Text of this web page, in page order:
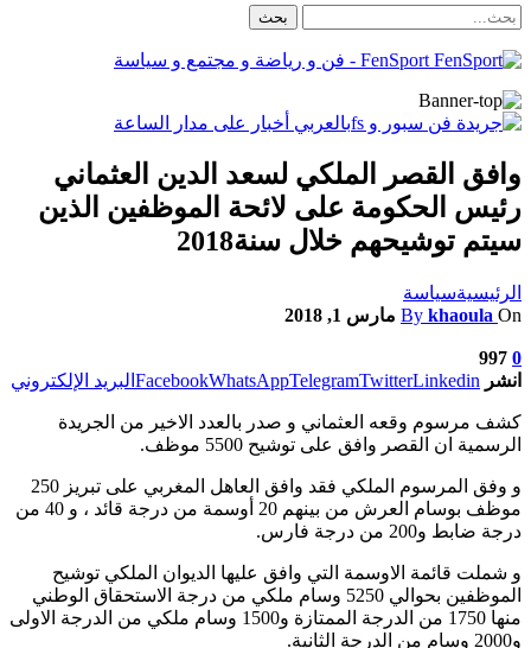
FenSport - فن و رياضة و مجتمع و سياسة
وافق القصر الملكي لسعد الدين العثماني
رئيس الحكومة على لائحة الموظفين الذين
سيتم توشيحهم خلال سنة2018
الرئيسيةسياسة
By khaoula On مارس 1, 2018
0
997
انشر
FacebookWhatsAppTelegramTwitterLinkedin البريد الإلكتروني
كشف مرسوم وقعه العثماني و صدر بالعدد الاخير من الجريدة
الرسمية ان القصر وافق على توشيح 5500 موظف.
و وفق المرسوم الملكي فقد وافق العاهل المغربي على تبريز 250
موظف بوسام العرش من بينهم 20 أوسمة من درجة قائد ، و 40 من
درجة ضابط و200 من درجة فارس.
و شملت قائمة الاوسمة التي وافق عليها الديوان الملكي توشيح
الموظفين بحوالي 5250 وسام ملكي من درجة الاستحقاق الوطني
منها 1750 من الدرجة الممتازة و1500 وسام ملكي من الدرجة الاولى
و2000 وسام من الدرجة الثانية.